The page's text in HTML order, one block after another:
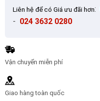
Liên hệ để có Giá ưu đãi hơn:
- 024 3632 0280
Vận chuyển miễn phí
Giao hàng toàn quốc